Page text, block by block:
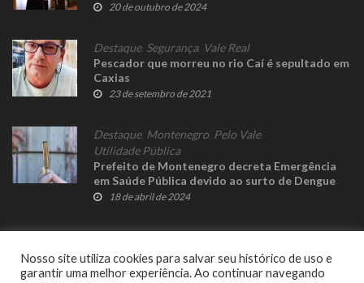
20 de outubro de 2024
Destaque, Segurança, Vale Real
Pescador que morreu no rio Caí é sepultado em
Caxias
23 de setembro de 2021
Destaque, Montenegro Pelo Vale,
Utilidade Pública
Prefeito de Montenegro decreta Emergência
em Saúde Pública devido ao surto de Dengue
18 de abril de 2024
Nosso site utiliza cookies para salvar seu histórico de uso e
garantir uma melhor experiência. Ao continuar navegando